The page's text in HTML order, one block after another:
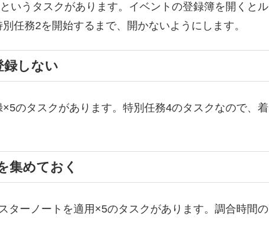
いうタスクがあります。イベントの登録簿を開くとル
任務2を開始するまで、開かないようにします。
録しない
のタスクがあります。特別任務4のタスクなので、着
集めておく
ターノートを適用×5のタスクがあります。調合時間の